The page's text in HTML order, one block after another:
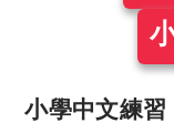
小學中文練習